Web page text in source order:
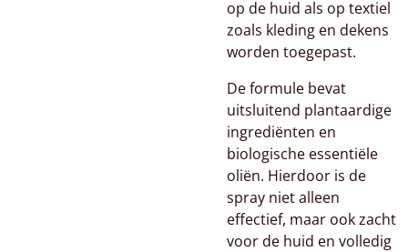
op de huid als op textiel
zoals kleding en dekens
worden toegepast.
De formule bevat
uitsluitend plantaardige
ingrediënten en
biologische essentiële
oliën. Hierdoor is de
spray niet alleen
effectief, maar ook zacht
voor de huid en volledig